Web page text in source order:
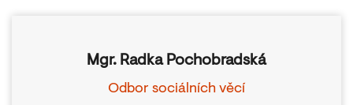
Mgr. Radka Pochobradská
Odbor sociálních věcí